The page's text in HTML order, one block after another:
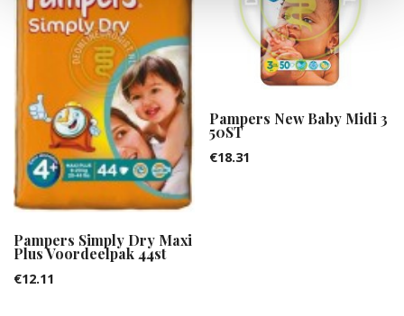
Pampers Simply Dry Maxi
Plus Voordeelpak 44st
€12.11
Pampers New Baby Midi 3
50ST
€18.31